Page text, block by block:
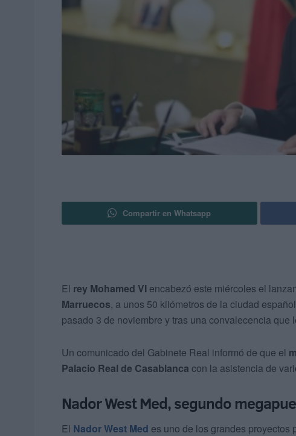
Compartir en Whatsapp
El rey Mohamed VI encabezó este miércoles el
Marruecos, a unos 50 kilómetros de la ciudad
pasado 3 de noviembre y tras una convalecencia
Un comunicado del Gabinete Real informó de que el
Palacio Real de Casablanca con la asistencia de
Nador West Med, segundo
El Nador West Med es uno de los grandes proyectos